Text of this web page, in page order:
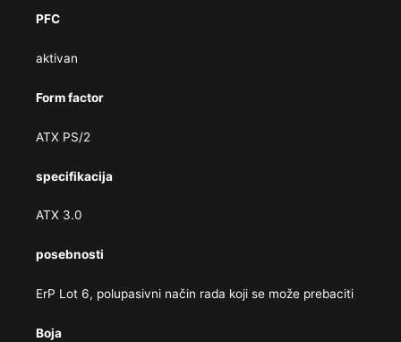
PFC
aktivan
Form factor
ATX PS/​2
specifikacija
ATX 3.0
posebnosti
ErP Lot 6, polupasivni način rada koji se može prebaciti
Boja